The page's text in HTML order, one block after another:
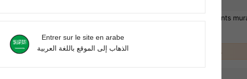
autres vendeurs
Entrer sur le site en arabe
الذهاب إلى الموقع باللغة العربية